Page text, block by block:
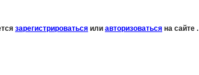
зарегистрироваться или авторизоваться на сайте .